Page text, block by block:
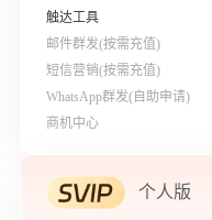
触达工具
邮件群发(按需充值)
短信营销(按需充值)
WhatsApp群发(自助申请)
商机中心
个人版